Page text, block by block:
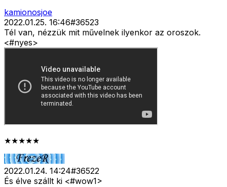
kamionosjoe
2022.01.25. 16:46#36523
Tél van, nézzük mit művelnek ilyenkor az oroszok.
<#nyes>
★★★★★
2022.01.24. 14:24#36522
És élve szállt ki <#wow1>